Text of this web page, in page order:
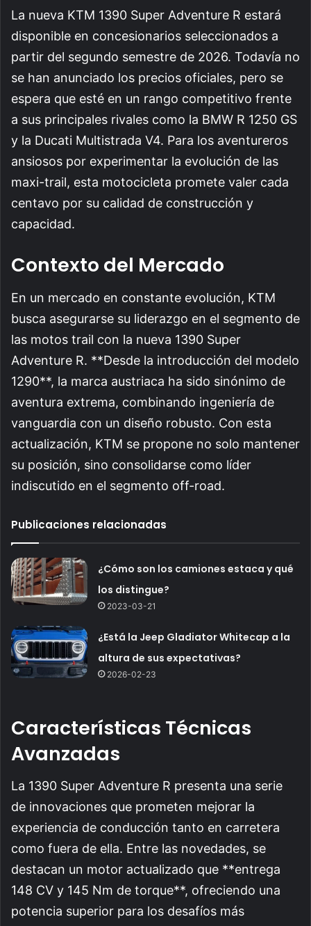
La nueva KTM 1390 Super Adventure R estará
disponible en concesionarios seleccionados a
partir del segundo semestre de 2026. Todavía no
se han anunciado los precios oficiales, pero se
espera que esté en un rango competitivo frente
a sus principales rivales como la BMW R 1250 GS
y la Ducati Multistrada V4. Para los aventureros
ansiosos por experimentar la evolución de las
maxi-trail, esta motocicleta promete valer cada
centavo por su calidad de construcción y
capacidad.
Contexto del Mercado
En un mercado en constante evolución, KTM
busca asegurarse su liderazgo en el segmento de
las motos trail con la nueva 1390 Super
Adventure R. **Desde la introducción del modelo
1290**, la marca austriaca ha sido sinónimo de
aventura extrema, combinando ingeniería de
vanguardia con un diseño robusto. Con esta
actualización, KTM se propone no solo mantener
su posición, sino consolidarse como líder
indiscutido en el segmento off-road.
Publicaciones relacionadas
¿Cómo son los camiones estaca y qué
los distingue?
2023-03-21
¿Está la Jeep Gladiator Whitecap a la
altura de sus expectativas?
2026-02-23
Características Técnicas
Avanzadas
La 1390 Super Adventure R presenta una serie
de innovaciones que prometen mejorar la
experiencia de conducción tanto en carretera
como fuera de ella. Entre las novedades, se
destacan un motor actualizado que **entrega
148 CV y 145 Nm de torque**, ofreciendo una
potencia superior para los desafíos más